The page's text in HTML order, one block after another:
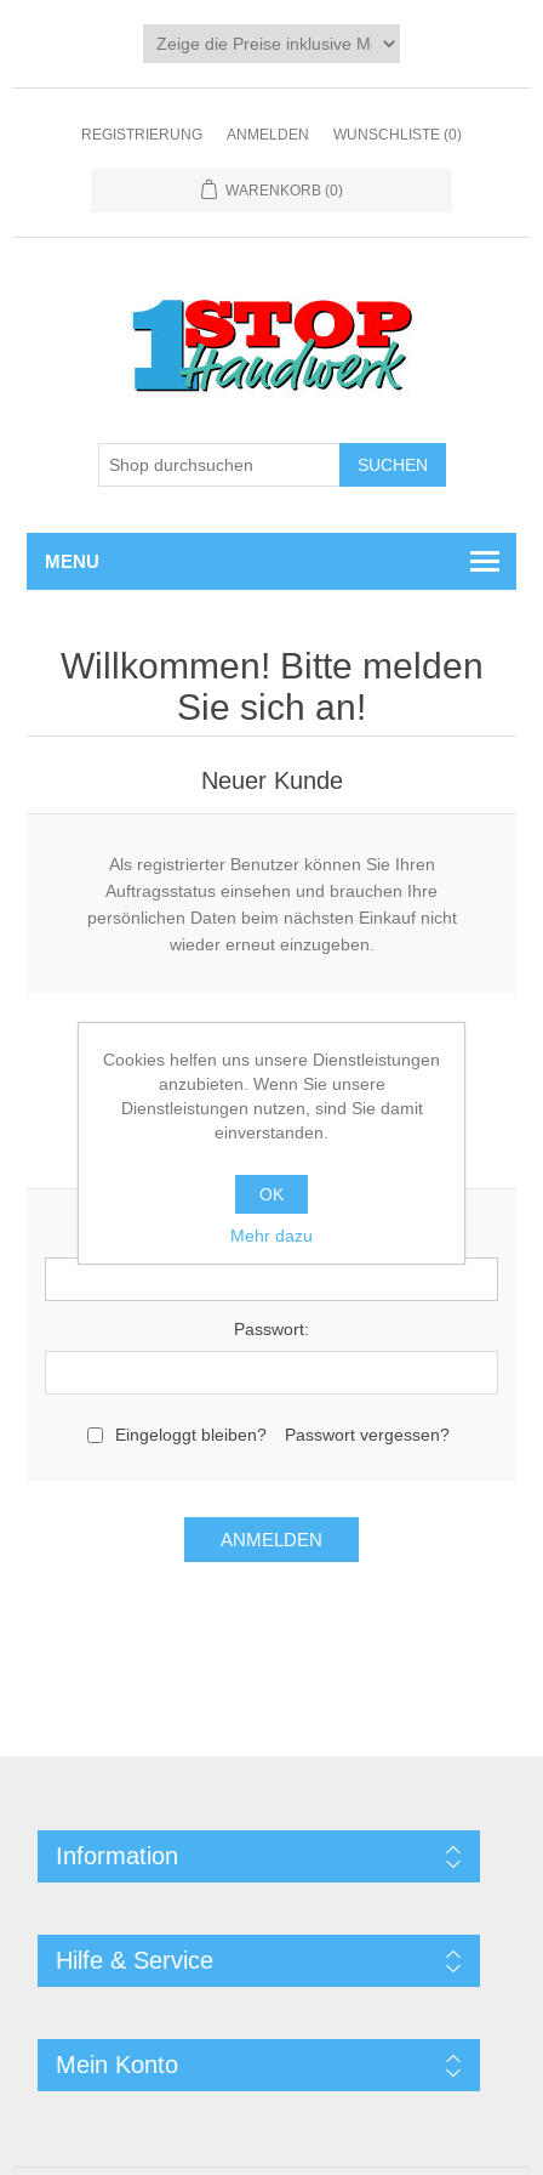
REGISTRIERUNG ANMELDEN WUNSCHLISTE (0)
WARENKORB (0)
MENU
Willkommen! Bitte melden
Sie sich an!
Neuer Kunde
Als registrierter Benutzer können Sie Ihren
Auftragsstatus einsehen und brauchen Ihre
persönlichen Daten beim nächsten Einkauf nicht
wieder erneut einzugeben.
E-Mail:
Passwort:
Eingeloggt bleiben? Passwort vergessen?
Information
Hilfe & Service
Mein Konto
Cookies helfen uns unsere Dienstleistungen
anzubieten. Wenn Sie unsere
Dienstleistungen nutzen, sind Sie damit
einverstanden.
OK
Mehr dazu